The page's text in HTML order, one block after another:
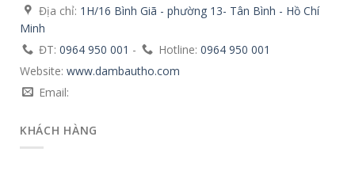
Địa chỉ: 1H/16 Bình Giã - phường 13- Tân Bình - Hồ Chí
Minh
ĐT: 0964 950 001 - Hotline: 0964 950 001
Website: www.dambautho.com
Email:
KHÁCH HÀNG